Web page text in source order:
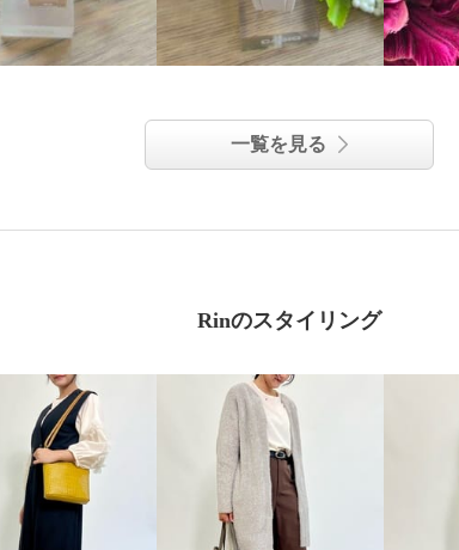
一覧を見る
Rinのスタイリング